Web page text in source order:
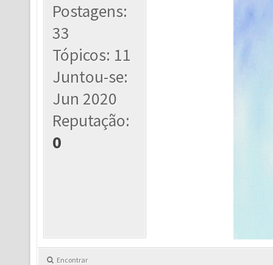
Postagens:
33
Tópicos: 11
Juntou-se:
Jun 2020
Reputação:
0
Encontrar